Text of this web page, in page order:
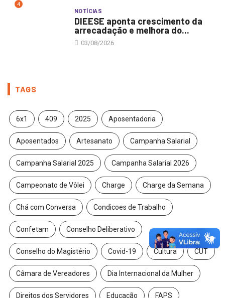
4
NOTÍCIAS
DIEESE aponta crescimento da
arrecadação e melhora do...
03/08/2026
TAGS
6x1 409 2025 Aposentadoria
Aposentados Artesanato Campanha Salarial
Campanha Salarial 2025 Campanha Salarial 2026
Campeonato de Vôlei Charge Charge da Semana
Chá com Conversa Condicoes de Trabalho
Confetam Conselho Deliberativo
Conselho do Magistério Covid-19 Cultura CUT
Câmara de Vereadores Dia Internacional da Mulher
Direitos dos Servidores Educação FAPS